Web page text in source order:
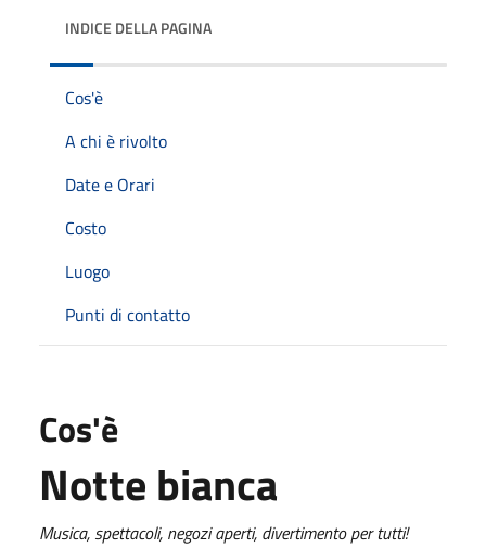
INDICE DELLA PAGINA
Cos'è
A chi è rivolto
Date e Orari
Costo
Luogo
Punti di contatto
Cos'è
Notte bianca
Musica, spettacoli, negozi aperti, divertimento per tutti!